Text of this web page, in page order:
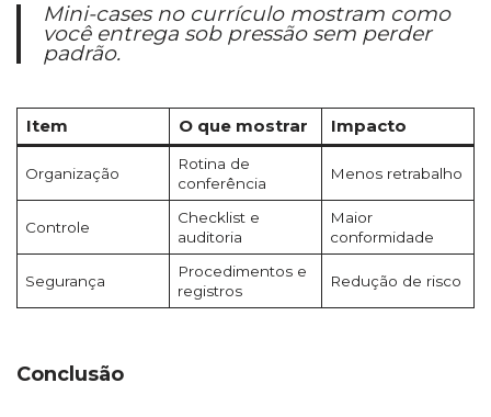
Mini-cases no currículo mostram como
você entrega sob pressão sem perder
padrão.
Item O que mostrar Impacto
Organização
Rotina de
conferência
Menos retrabalho
Controle
Checklist e
auditoria
Maior
conformidade
Segurança
Procedimentos e
registros
Redução de risco
Conclusão